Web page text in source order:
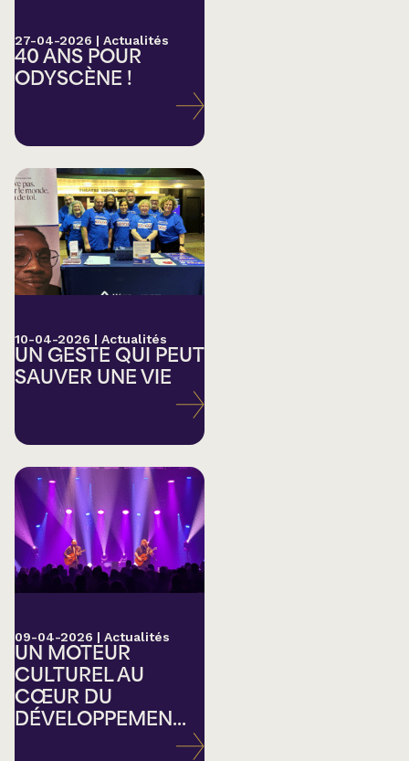
27-04-2026 | Actualités
40 ANS POUR
ODYSCÈNE !
10-04-2026 | Actualités
UN GESTE QUI PEUT
SAUVER UNE VIE
09-04-2026 | Actualités
UN MOTEUR
CULTUREL AU
CŒUR DU
DÉVELOPPEMEN...